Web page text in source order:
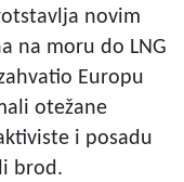
novim
na moru do LNG
Europu
otežane
i posadu
brod.